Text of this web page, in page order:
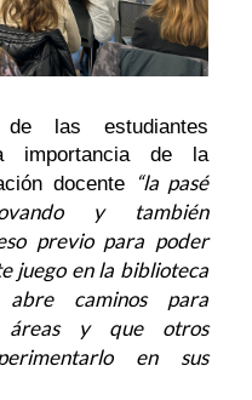
las estudiantes
importancia de la
docente
“la pasé
y también
previo para poder
juego en la biblioteca
caminos para
áreas y que otros
en sus